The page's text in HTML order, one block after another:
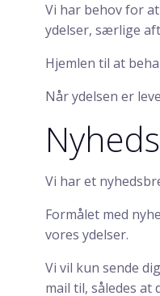
Vi har behov for
ydelser, særlige
Hjemlen til at
Når ydelsen er
Vi har et
Formålet med
vores ydelser.
Vi vil kun sende
mail til, således